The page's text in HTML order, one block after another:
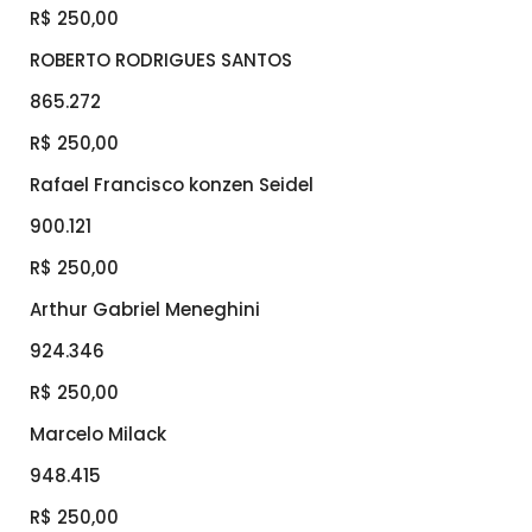
R$ 250,00
ROBERTO RODRIGUES SANTOS
865.272
R$ 250,00
Rafael Francisco konzen Seidel
900.121
R$ 250,00
Arthur Gabriel Meneghini
924.346
R$ 250,00
Marcelo Milack
948.415
R$ 250,00